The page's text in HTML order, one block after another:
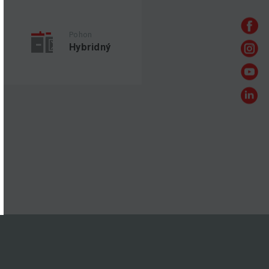
Pohon
Hybridný